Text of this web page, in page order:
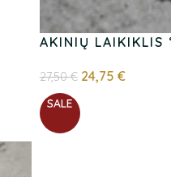
AKINIŲ LAIKIKLIS
27,50€ 24,75 €
SALE